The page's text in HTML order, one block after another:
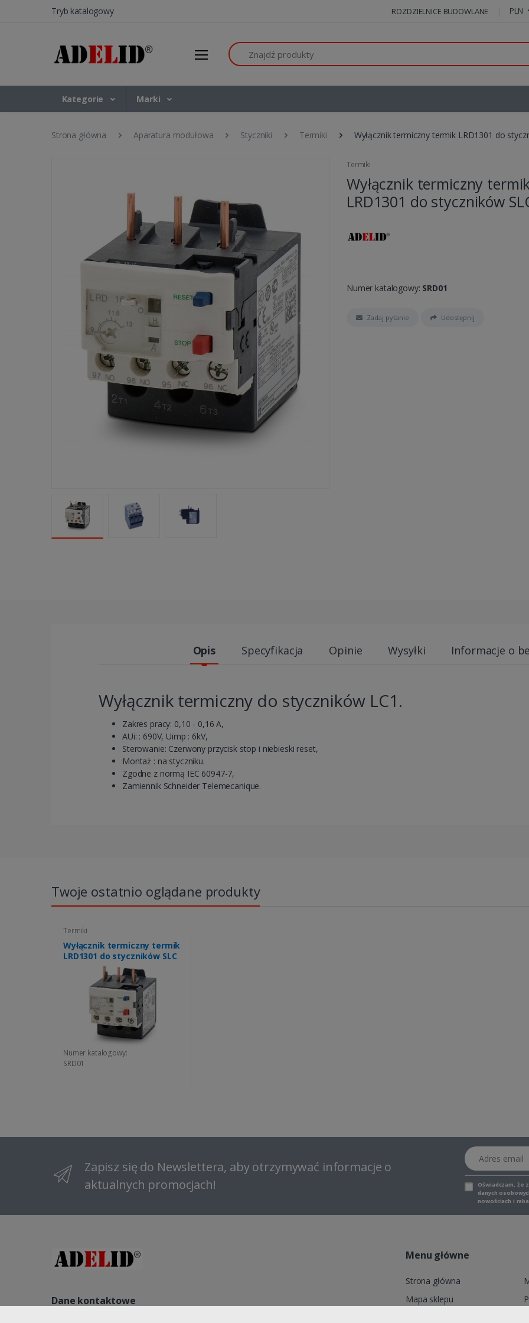
Tryb katalogowy ROZDZIELNICE BUDOWLANE PLN
Szukaj
Kategorie Marki
Strona główna Aparatura modułowa Styczniki Termiki Wyłącznik termiczny termik LRD1301 do
Termiki
Wyłącznik termiczny
LRD1301 do styczników
Numer katalogowy: SRD01
Zadaj pytanie Udostępnij
Opis Specyfikacja Opinie Wysyłki Informacje o
Wyłącznik termiczny do styczników LC1.
Zakres pracy: 0,10 - 0,16 A,
AUi: : 690V, Uimp : 6kV,
Sterowanie: Czerwony przycisk stop i niebieski reset,
Montaż : na styczniku.
Zgodne z normą IEC 60947-7,
Zamiennik Schneider Telemecanique.
Twoje ostatnio oglądane produkty
Termiki
Wyłącznik termiczny termik
LRD1301 do styczników SLC
Numer katalogowy:
SRD01
Zapisz się do Newslettera, aby otrzymywać informacje o
aktualnych promocjach!
Adres email
Oświadczam, że
danych
nowościach i
Dane kontaktowe
Menu główne
Strona główna
Mapa sklepu